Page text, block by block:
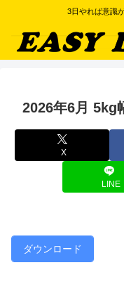
3日やれば意識
2026年6月 5kg
X
LINE
ダウンロード